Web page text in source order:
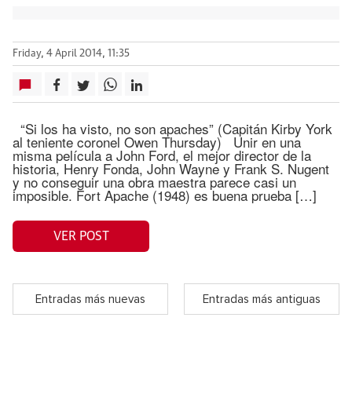
Friday, 4 April 2014, 11:35
“Si los ha visto, no son apaches” (Capitán Kirby York
al teniente coronel Owen Thursday) Unir en una
misma película a John Ford, el mejor director de la
historia, Henry Fonda, John Wayne y Frank S. Nugent
y no conseguir una obra maestra parece casi un
imposible. Fort Apache (1948) es buena prueba […]
VER POST
Entradas más nuevas Entradas más antiguas